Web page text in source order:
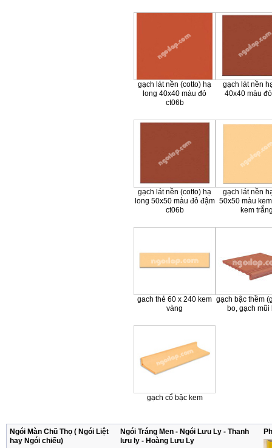
gạch lát nền (cotto) hạ
long 40x40 màu đỏ
ct06b
gạch lát nền
40x40 màu
gạch lát nền (cotto) hạ
long 50x50 màu đỏ đậm
ct06b
gạch lát nền
50x50 màu
kem
gach thẻ 60 x 240 kem
vàng
gạch bậc thềm
bo, gạch mũi
gạch cổ bậc kem
Ngói Màn Chũ Thọ ( Ngói Liệt
hay Ngói chiếu)
Ngói Tráng Men - Ngói Lưu Ly - Thanh
lưu ly - Hoàng Lưu Ly